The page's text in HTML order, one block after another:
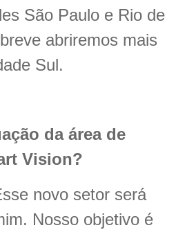
São Paulo e Rio de
abriremos mais
Sul.
da área de
Vision?
novo setor será
Nosso objetivo é